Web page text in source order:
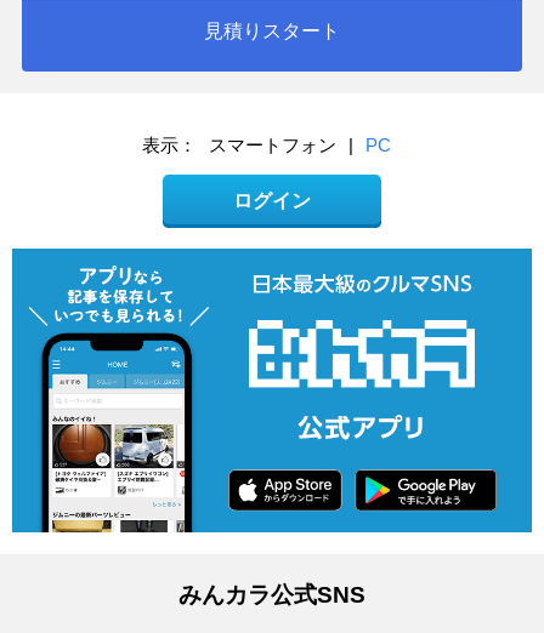
見積りスタート
表示： スマートフォン | PC
ログイン
みんカラ公式SNS